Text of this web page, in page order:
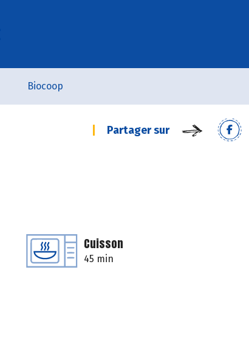
Biocoop
Partager sur
Cuisson
45 min